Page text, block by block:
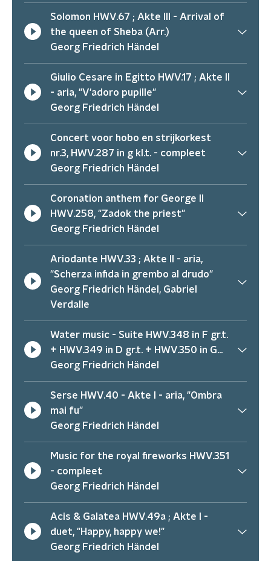
Solomon HWV.67 ; Akte III - Arrival of
the queen of Sheba (Arr.)
Georg Friedrich Händel
Giulio Cesare in Egitto HWV.17 ; Akte II
- aria, "V'adoro pupille"
Georg Friedrich Händel
Concert voor hobo en strijkorkest
nr.3, HWV.287 in g kl.t. - compleet
Georg Friedrich Händel
Coronation anthem for George II
HWV.258, "Zadok the priest"
Georg Friedrich Händel
Ariodante HWV.33 ; Akte II - aria,
"Scherza infida in grembo al drudo"
Georg Friedrich Händel, Gabriel
Verdalle
Water music - Suite HWV.348 in F gr.t.
+ HWV.349 in D gr.t. + HWV.350 in G
gr.t. - compleet
Georg Friedrich Händel
Serse HWV.40 - Akte I - aria, "Ombra
mai fu"
Georg Friedrich Händel
Music for the royal fireworks HWV.351
- compleet
Georg Friedrich Händel
Acis & Galatea HWV.49a ; Akte I -
duet, "Happy, happy we!"
Georg Friedrich Händel